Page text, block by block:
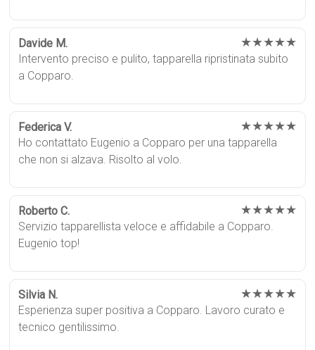
Davide M. ★★★★★
Intervento preciso e pulito, tapparella ripristinata subito
a Copparo.
Federica V. ★★★★★
Ho contattato Eugenio a Copparo per una tapparella
che non si alzava. Risolto al volo.
Roberto C. ★★★★★
Servizio tapparellista veloce e affidabile a Copparo.
Eugenio top!
Silvia N. ★★★★★
Esperienza super positiva a Copparo. Lavoro curato e
tecnico gentilissimo.